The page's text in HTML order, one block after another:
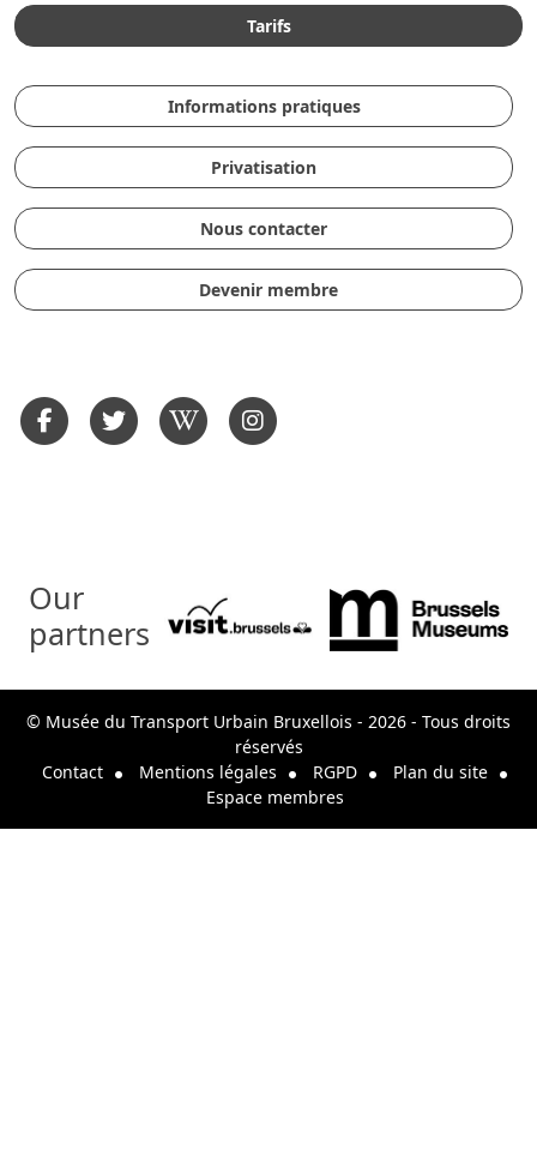
Tarifs
Informations pratiques
Privatisation
Nous contacter
Devenir membre
Our
partners
© Musée du Transport Urbain Bruxellois - 2026 - Tous droits
réservés
Contact
Mentions légales RGPD
Plan du site
Espace membres